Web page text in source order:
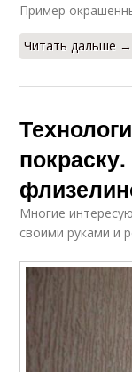
Пример
Читать дальше →
Многие
своими руками и